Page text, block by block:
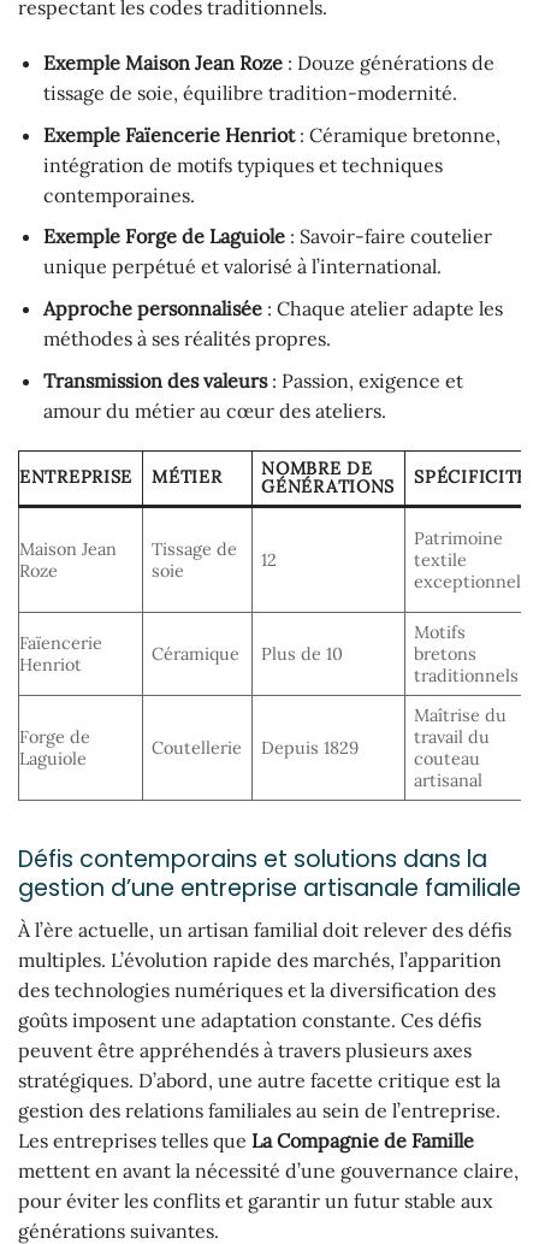
respectant les codes traditionnels.
Exemple Maison Jean Roze: Douze générations de
tissage de soie, équilibre tradition-modernité.
Exemple Faïencerie Henriot: Céramique bretonne,
intégration de motifs typiques et techniques
contemporaines.
Exemple Forge de Laguiole: Savoir-faire coutelier
unique perpétué et valorisé à l’international.
Approche personnalisée: Chaque atelier adapte les
méthodes à ses réalités propres.
Transmission des valeurs: Passion, exigence et
amour du métier au cœur des ateliers.
ENTREPRISE MÉTIER
NOMBRE DE
GÉNÉRATIONS
SPÉCIFICITÉ
Maison Jean
Roze
Tissage de
soie
12
Patrimoine
textile
exceptionnel
Faïencerie
Henriot
Céramique Plus de 10
Motifs
bretons
traditionnels
Forge de
Laguiole
Coutellerie Depuis 1829
Maîtrise du
travail du
couteau
artisanal
Défis contemporains et solutions dans la
gestion d’une entreprise artisanale familiale
À l’ère actuelle, un artisan familial doit relever des défis
multiples. L’évolution rapide des marchés, l’apparition
des technologies numériques et la diversification des
goûts imposent une adaptation constante. Ces défis
peuvent être appréhendés à travers plusieurs axes
stratégiques. D’abord, une autre facette critique est la
gestion des relations familiales au sein de l’entreprise.
Les entreprises telles que La Compagnie de Famille
mettent en avant la nécessité d’une gouvernance claire,
pour éviter les conflits et garantir un futur stable aux
générations suivantes.